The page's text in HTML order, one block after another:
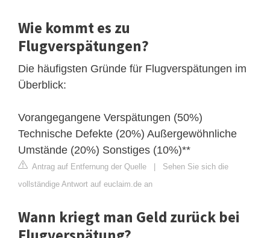
Wie kommt es zu
Flugverspätungen?
Die häufigsten Gründe für Flugverspätungen im
Überblick:
Vorangegangene Verspätungen (50%)
Technische Defekte (20%) Außergewöhnliche
Umstände (20%) Sonstiges (10%)**
Antrag auf Entfernung der Quelle | Sehen Sie sich die
vollständige Antwort auf euclaim.de an
Wann kriegt man Geld zurück bei